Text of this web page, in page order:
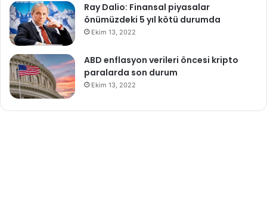
Ray Dalio: Finansal piyasalar
önümüzdeki 5 yıl kötü durumda
Ekim 13, 2022
ABD enflasyon verileri öncesi kripto
paralarda son durum
Ekim 13, 2022